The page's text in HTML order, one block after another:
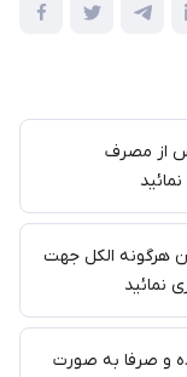
از مصرف
هرگونه الکل جهت
نمائید
و صرفا به صورت